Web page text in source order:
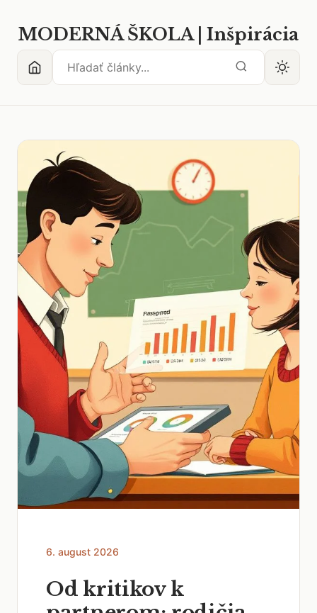
MODERNÁ ŠKOLA | Inšpirácia
6. august 2026
Od kritikov k